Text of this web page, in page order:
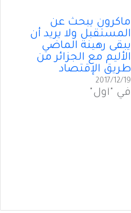
ماكرون يبحث عن
المستقبل ولا يريد أن
يبقى رهينة الماضي
الأليم مع الجزائر من
طريق الإقتصاد
2017/12/19
في "أول"